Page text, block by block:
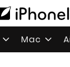
Mac